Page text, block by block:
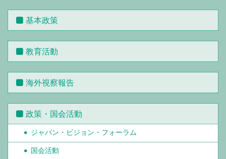
基本政策
教育活動
海外視察報告
政策・国会活動
ジャパン・ビジョン・フォーラム
国会活動